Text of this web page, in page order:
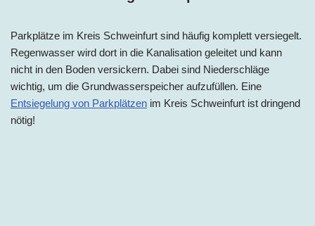
Parkplätze im Kreis Schweinfurt sind häufig komplett versiegelt.
Regenwasser wird dort in die Kanalisation geleitet und kann
nicht in den Boden versickern. Dabei sind Niederschläge
wichtig, um die Grundwasserspeicher aufzufüllen. Eine
Entsiegelung von Parkplätzen im Kreis Schweinfurt ist dringend
nötig!